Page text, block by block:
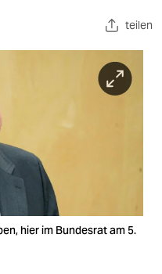
teilen
hier im Bundesrat am 5.